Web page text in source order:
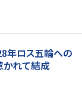
年ロス五輪への
かれて結成